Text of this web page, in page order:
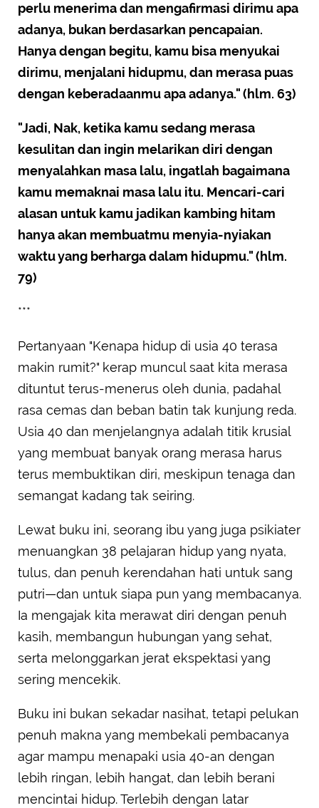
perlu menerima dan mengafirmasi dirimu apa
adanya, bukan berdasarkan pencapaian.
Hanya dengan begitu, kamu bisa menyukai
dirimu, menjalani hidupmu, dan merasa puas
dengan keberadaanmu apa adanya." (hlm. 63)
"Jadi, Nak, ketika kamu sedang merasa
kesulitan dan ingin melarikan diri dengan
menyalahkan masa lalu, ingatlah bagaimana
kamu memaknai masa lalu itu. Mencari-cari
alasan untuk kamu jadikan kambing hitam
hanya akan membuatmu menyia-nyiakan
waktu yang berharga dalam hidupmu." (hlm.
79)
***
Pertanyaan "Kenapa hidup di usia 40 terasa
makin rumit?" kerap muncul saat kita merasa
dituntut terus-menerus oleh dunia, padahal
rasa cemas dan beban batin tak kunjung reda.
Usia 40 dan menjelangnya adalah titik krusial
yang membuat banyak orang merasa harus
terus membuktikan diri, meskipun tenaga dan
semangat kadang tak seiring.
Lewat buku ini, seorang ibu yang juga psikiater
menuangkan 38 pelajaran hidup yang nyata,
tulus, dan penuh kerendahan hati untuk sang
putri—dan untuk siapa pun yang membacanya.
Ia mengajak kita merawat diri dengan penuh
kasih, membangun hubungan yang sehat,
serta melonggarkan jerat ekspektasi yang
sering mencekik.
Buku ini bukan sekadar nasihat, tetapi pelukan
penuh makna yang membekali pembacanya
agar mampu menapaki usia 40-an dengan
lebih ringan, lebih hangat, dan lebih berani
mencintai hidup. Terlebih dengan latar